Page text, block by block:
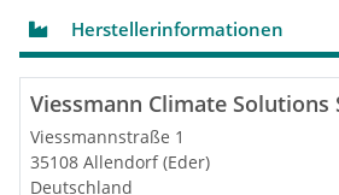
Herstellerinformationen
Viessmann Climate Solutions
Viessmannstraße 1
35108 Allendorf (Eder)
Deutschland